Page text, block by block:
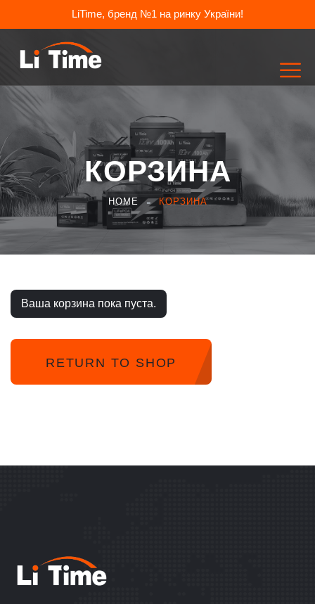
LiTime, бренд №1 на ринку України!
КОРЗИНА
HOME КОРЗИНА
Ваша корзина пока пуста.
RETURN TO SHOP